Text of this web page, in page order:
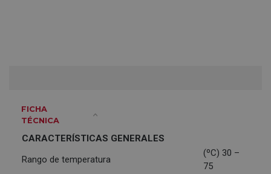
FICHA
TÉCNICA
CARACTERÍSTICAS GENERALES
Rango de temperatura
(ºC) 30 –
75